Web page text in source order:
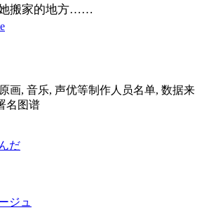
搬家的地方……
画, 音乐, 声优等制作人员名单, 数据来
名图谱
だ
ジュ